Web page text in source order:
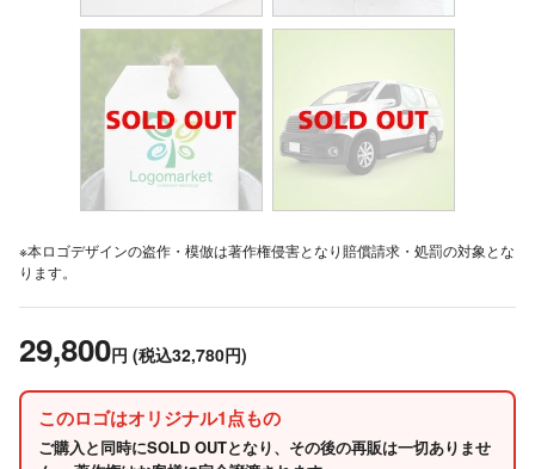
※本ロゴデザインの盗作・模倣は著作権侵害となり賠償請求・処罰の対象とな
ります。
29,800円 (税込32,780円)
このロゴはオリジナル1点もの
ご購入と同時にSOLD OUTとなり、その後の再販は一切ありませ